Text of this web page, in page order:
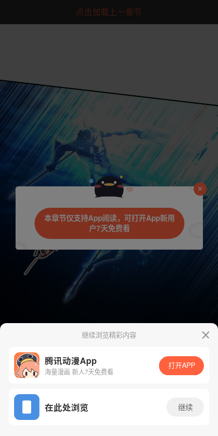
点击加载上一章节
App免费看
继续浏览精彩内容
腾讯动漫App
海量漫画 新人7天免费看
打开APP
在此处浏览 继续
本章节仅支持App阅读，可打开App新用
户7天免费看
是否前往腾漫App继续阅读
立即前往